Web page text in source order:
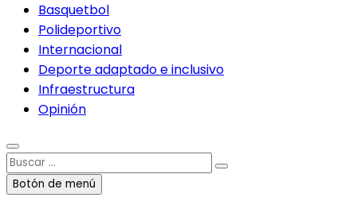
Basquetbol
Polideportivo
Internacional
Deporte adaptado e inclusivo
Infraestructura
Opinión
Buscar
…Botón de menú